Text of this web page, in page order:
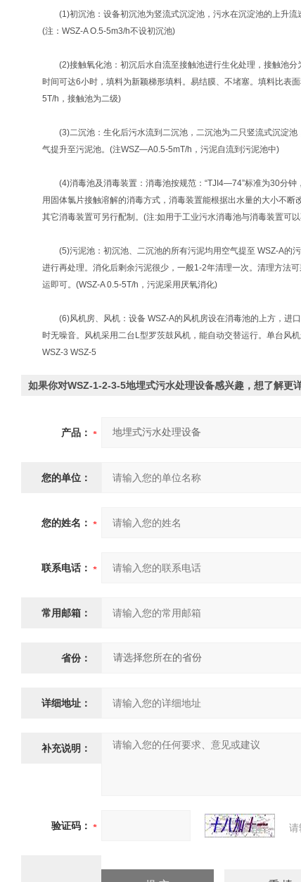
(1)初沉池：设备初沉池为竖流式沉淀池，污水在沉淀池的上升流
(注：WSZ-A O.5-5m3/h不设初沉池)
(2)接触氧化池：初沉后水自流至接触池进行生化处理，接触池分
时间可达6小时，填料为新颖梯形填料。易结膜、不堵塞。填料比表
5T/h，接触池为二级)
(3)二沉池：生化后污水流到二沉池，二沉池为二只竖流式沉淀池
气提升至污泥池。(注WSZ—A0.5-5mT/h，污泥自流到污泥池中)
(4)消毒池及消毒装置：消毒池按规范：“TJI4—74”标准为30分钟
用固体氯片接触溶解的消毒方式，消毒装置能根据出水量的大小不断
其它消毒装置可另行配制。(注:如用于工业污水消毒池与消毒装置可
(5)污泥池：初沉池、二沉池的所有污泥均用空气提至 WSZ-A的
进行再处理。消化后剩余污泥很少，一般1-2年清理一次。清理方法
运即可。(WSZ-A 0.5-5T/h，污泥采用厌氧消化)
(6)风机房、风机：设备 WSZ-A的风机房设在消毒池的上方，进
时无噪音。风机采用二台L型罗茨鼓风机，能自动交替运行。单台风
WSZ-3 WSZ-5
如果你对WSZ-1-2-3-5地埋式污水处理设备感兴趣，想了解更
产品：
您的单位：
您的姓名：
联系电话：
常用邮箱：
省份：
详细地址：
补充说明：
验证码： 请